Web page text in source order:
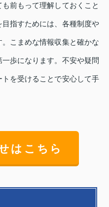
前もって理解しておくこと
指すためには、各種制度や
こまめな情報収集と確かな
歩になります。不安や疑問
を受けることで安心して手
はこちら